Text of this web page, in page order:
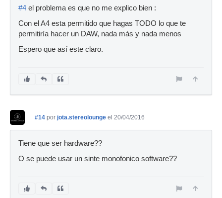
#4 el problema es que no me explico bien :
Con el A4 esta permitido que hagas TODO lo que te
permitiría hacer un DAW, nada más y nada menos
Espero que así este claro.
#14 por jota.stereolounge el 20/04/2016
Tiene que ser hardware??
O se puede usar un sinte monofonico software??